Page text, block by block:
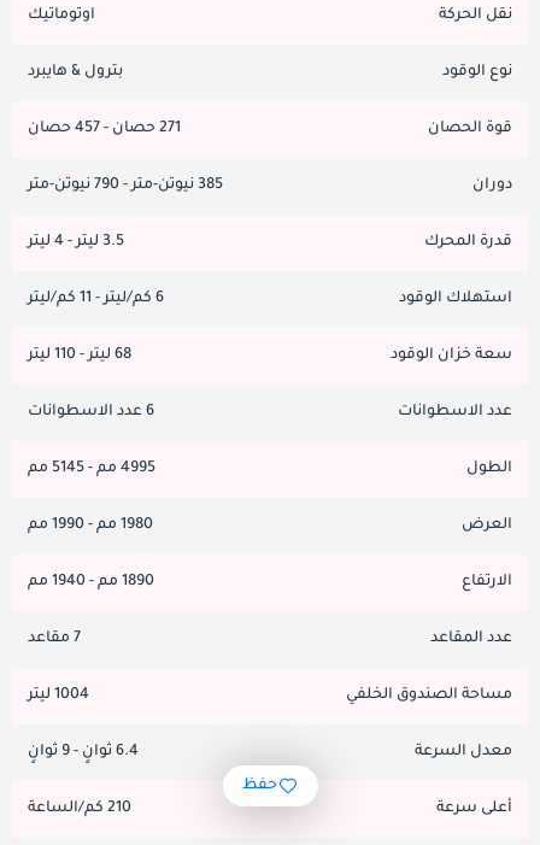
نقل الحركة اوتوماتيك
نوع الوقود بترول & هايبرد
قوة الحصان 271 حصان - 457 حصان
دوران 385 نيوتن-متر - 790 نيوتن-متر
قدرة المحرك 3.5 ليتر - 4 ليتر
استهلاك الوقود 6 كم/ليتر - 11 كم/ليتر
سعة خزان الوقود 68 ليتر - 110 ليتر
عدد الاسطوانات 6 عدد الاسطوانات
الطول 4995 مم - 5145 مم
العرض 1980 مم - 1990 مم
الارتفاع 1890 مم - 1940 مم
عدد المقاعد 7 مقاعد
مساحة الصندوق الخلفي 1004 ليتر
معدل السرعة 6.4 ثوانٍ - 9 ثوانٍ
أعلى سرعة 210 كم/الساعة
حفظ